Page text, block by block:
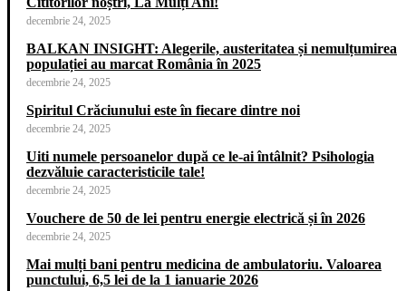
decembrie 24, 2025
BALKAN INSIGHT: Alegerile, austeritatea și nemulțumirea
populației au marcat România în 2025
decembrie 24, 2025
Spiritul Crăciunului este în fiecare dintre noi
decembrie 24, 2025
Uiti numele persoanelor după ce le-ai întâlnit? Psihologia
dezvăluie caracteristicile tale!
decembrie 24, 2025
Vouchere de 50 de lei pentru energie electrică și în 2026
decembrie 24, 2025
Mai mulți bani pentru medicina de ambulatoriu. Valoarea
punctului, 6,5 lei de la 1 ianuarie 2026